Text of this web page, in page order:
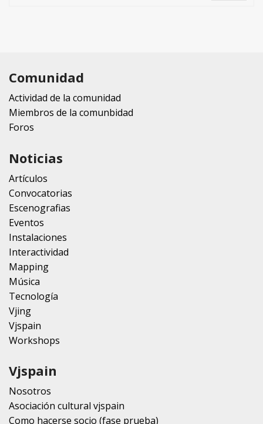
Comunidad
Actividad de la comunidad
Miembros de la comunbidad
Foros
Noticias
Artículos
Convocatorias
Escenografias
Eventos
Instalaciones
Interactividad
Mapping
Música
Tecnología
Vjing
Vjspain
Workshops
Vjspain
Nosotros
Asociación cultural vjspain
Como hacerse socio (fase prueba)